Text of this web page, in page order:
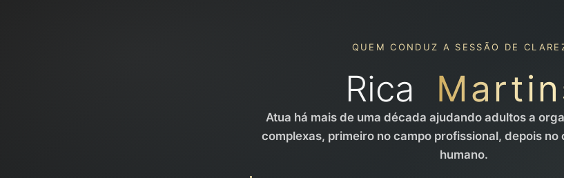
QUEM CONDUZ A SESSÃO DE
Rica
Atua há mais de uma década ajudando adultos a
complexas, primeiro no campo profissional, depois
humano.